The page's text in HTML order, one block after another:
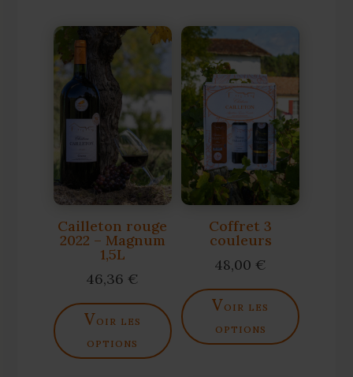
Cailleton rouge
2022 – Magnum
1,5L
46,36 €
voir les
options
Coffret 3
couleurs
48,00 €
voir les
options